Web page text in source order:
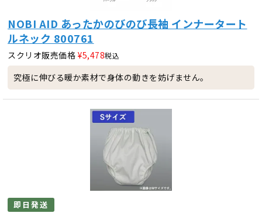
NOBI AID あったかのびのび長袖 インナータート
ルネック 800761
スクリオ販売価格 ¥5,478税込
究極に伸びる暖か素材で身体の動きを妨げません。
即日発送